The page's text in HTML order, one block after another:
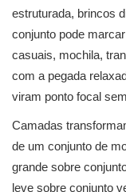
estruturada, brincos
conjunto pode
casuais, mochila,
com a pegada
viram ponto focal
Camadas
de um conjunto de
grande sobre
leve sobre conjunto